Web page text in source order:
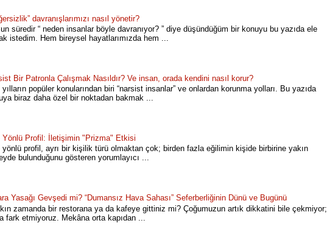
davranışlarımızı nasıl yönetir?
süredir “ neden insanlar böyle davranıyor? ” diye düşündüğüm bir konuyu bu yazıda ele
istedim. Hem bireysel hayatlarımızda hem ...
Bir Patronla Çalışmak Nasıldır? Ve insan, orada kendini nasıl korur?
yılların popüler konularından biri “narsist insanlar” ve onlardan korunma yolları. Bu yazıda
biraz daha özel bir noktadan bakmak ...
Yönlü Profil: İletişimin "Prizma" Etkisi
yönlü profil, ayrı bir kişilik türü olmaktan çok; birden fazla eğilimin kişide birbirine yakın
bulunduğunu gösteren yorumlayıcı ...
Yasağı Gevşedi mi? “Dumansız Hava Sahası” Seferberliğinin Dünü ve Bugünü
zamanda bir restorana ya da kafeye gittiniz mi? Çoğumuzun artık dikkatini bile çekmiyor;
fark etmiyoruz. Mekâna orta kapıdan ...